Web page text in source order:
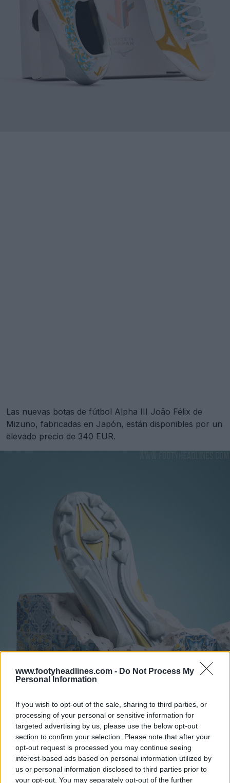
www.footyheadlines.com - Do Not Process My
Personal Information
If you wish to opt-out of the sale, sharing to third parties, or
processing of your personal or sensitive information for
targeted advertising by us, please use the below opt-out
section to confirm your selection. Please note that after your
opt-out request is processed you may continue seeing
interest-based ads based on personal information utilized by
us or personal information disclosed to third parties prior to
your opt-out. You may separately opt-out of the further
Las nuevas botas de fútbol Alpha III João Félix de
Mizuno, fabricadas en Japón, están disponibles por un
elevado precio de 340 EUR.